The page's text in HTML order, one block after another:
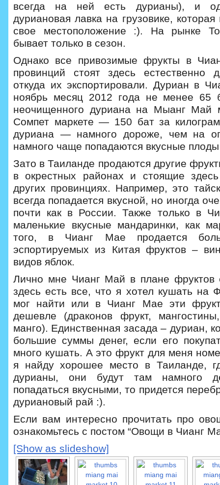
всегда на ней есть дурианы), и
дуриановая лавка на грузовике,
свое местоположение :). На рынке
бывает только в сезон.
Однако все привозимые фрукты в
провинций стоят здесь естественно
откуда их экспортировали. Дуриан в
ноябрь месяц 2012 года не менее 65
неочищенного дуриана на Мыанг Май
Сомпет маркете — 150 бат за
дуриана — намного дороже, чем на
намного чаще попадаются вкусные
Зато в Таиланде продаются другие
в окрестных районах и стоящие
других провинциях. Например, это
всегда попадается вкусной, но иногда
почти как в России. Также только в
маленькие вкусные мандаринки, как
того, в Чианг Мае продается
эспортируемых из Китая фруктов –
видов яблок.
Лично мне Чианг Май в плане фруктов
здесь есть все, что я хотел кушать на
мог найти или в Чианг Мае эти
дешевле (драконов фрукт,
манго). Единственная засада – дуриан,
большие суммы денег, если его
много кушать. А это фрукт для меня
я найду хорошее место в Таиланде,
дурианы, они будут там намного
попадаться вкусными, то придется
дуриановый рай :).
Если вам интересно прочитать про
ознакомьтесь с постом “Овощи в Чианг
[Show as slideshow]